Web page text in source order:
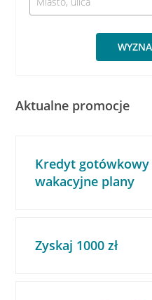
Aktualne promocje
Kredyt
wakacyjne plany
Zyskaj 1000 zł